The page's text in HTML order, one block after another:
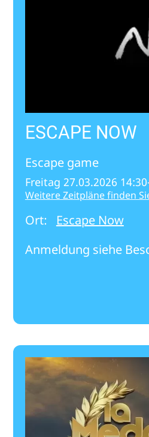
ESCAPE NOW
Escape game
Freitag 27.03.2026
Weitere Zeitpläne finden
Ort:
Escape Now
Anmeldung siehe